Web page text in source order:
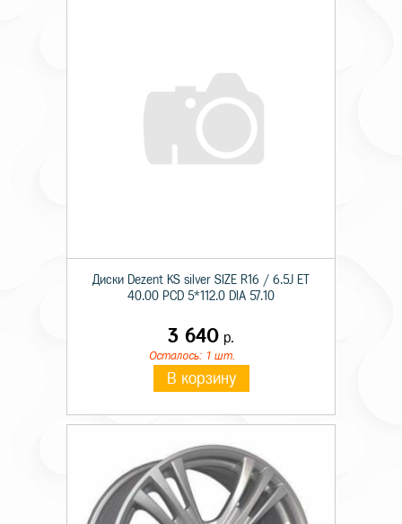
Диски Dezent KS silver SIZE R16 / 6.5J ET
40.00 PCD 5*112.0 DIA 57.10
3 640 р.
Осталось: 1 шт.
В корзину